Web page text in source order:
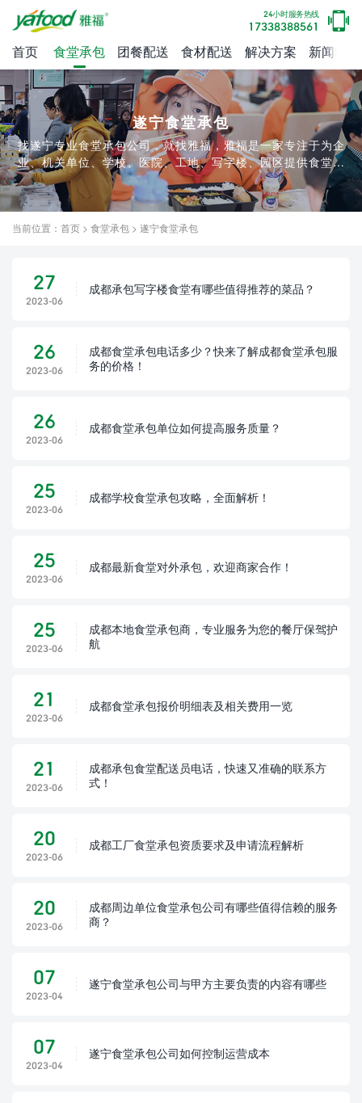
24小时服务热线
17338388561
首页 食堂承包 团餐配送 食材配送 解决方案 新闻动态
遂宁食堂承包
找遂宁专业食堂承包公司，就找雅福，雅福是一家专注于为企
业、机关单位、学校、医院、工地、写字楼、园区提供食堂承
包和团餐配送服务的餐饮公司，已为3000+企业提供食堂承包
和团餐配送服务,是一家优秀的团餐公司。
当前位置： 首页 > 食堂承包 > 遂宁食堂承包
27
2023-06
成都承包写字楼食堂有哪些值得推荐的菜品？
26
2023-06
成都食堂承包电话多少？快来了解成都食堂承包服
务的价格！
26
2023-06
成都食堂承包单位如何提高服务质量？
25
2023-06
成都学校食堂承包攻略，全面解析！
25
2023-06
成都最新食堂对外承包，欢迎商家合作！
25
2023-06
成都本地食堂承包商，专业服务为您的餐厅保驾护
航
21
2023-06
成都食堂承包报价明细表及相关费用一览
21
2023-06
成都承包食堂配送员电话，快速又准确的联系方
式！
20
2023-06
成都工厂食堂承包资质要求及申请流程解析
20
2023-06
成都周边单位食堂承包公司有哪些值得信赖的服务
商？
07
2023-04
遂宁食堂承包公司与甲方主要负责的内容有哪些
07
2023-04
遂宁食堂承包公司如何控制运营成本